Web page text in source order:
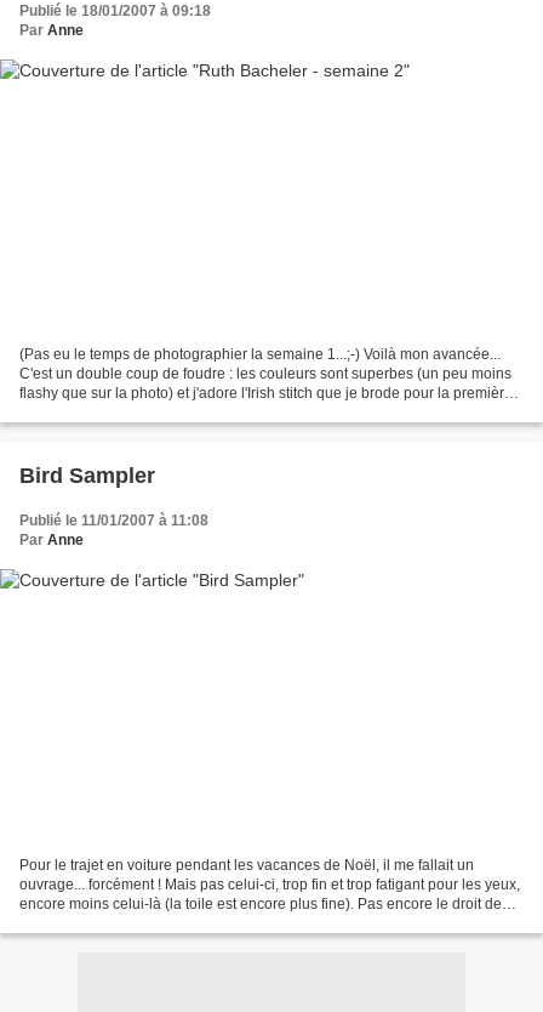
Publié le 18/01/2007 à 09:18
Par Anne
(Pas eu le temps de photographier la semaine 1...;-) Voilà mon avancée...
C'est un double coup de foudre : les couleurs sont superbes (un peu moins
flashy que sur la photo) et j'adore l'Irish stitch que je brode pour la première
Bird Sampler
Publié le 11/01/2007 à 11:08
Par Anne
Pour le trajet en voiture pendant les vacances de Noël, il me fallait un
ouvrage... forcément ! Mais pas celui-ci, trop fin et trop fatigant pour les yeux,
encore moins celui-là (la toile est encore plus fine). Pas encore le droit de